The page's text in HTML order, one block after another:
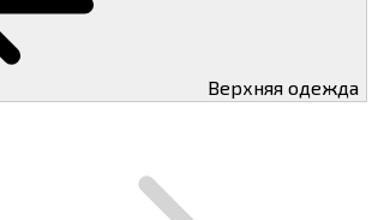
Верхняя одежда